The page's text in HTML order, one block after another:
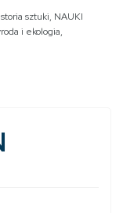
sztuki, NAUKI
i ekologia,